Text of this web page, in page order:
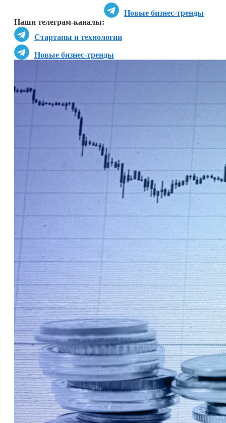
Новые бизнес-тренды
Наши телеграм-каналы:
Стартапы и технологии
Новые бизнес-тренды